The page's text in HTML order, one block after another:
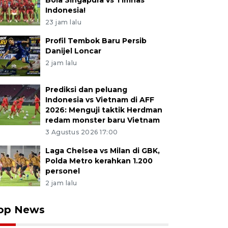
Indonesia!
23 jam lalu
Profil Tembok Baru Persib
Danijel Loncar
2 jam lalu
Prediksi dan peluang
Indonesia vs Vietnam di AFF
2026: Menguji taktik Herdman
redam monster baru Vietnam
3 Agustus 2026 17:00
Laga Chelsea vs Milan di GBK,
Polda Metro kerahkan 1.200
personel
2 jam lalu
News